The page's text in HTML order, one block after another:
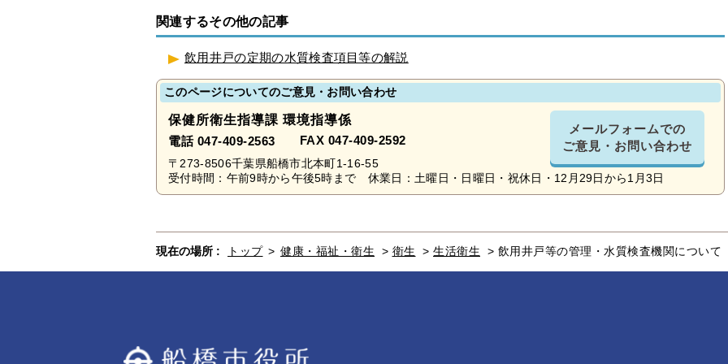
関連するその他の記事
飲用井戸の定期の水質検査項目等の解説
このページについてのご意見・お問い合わせ
保健所衛生指導課 環境指導係
電話 047-409-2563 FAX 047-409-2592
メールフォームでの
ご意見・お問い合わせ
〒273-8506千葉県船橋市北本町1-16-55
受付時間：午前9時から午後5時まで 休業日：土曜日・日曜日・祝休日・12月29日から1月3日
現在の場所 : トップ > 健康・福祉・衛生 > 衛生 > 生活衛生 > 飲用井戸等の管理・水質検査機関について